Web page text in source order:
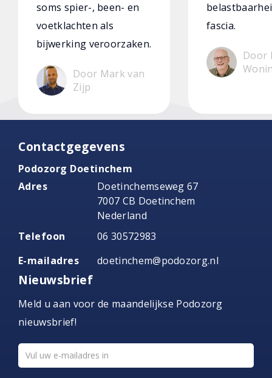
soms spier-, been- en
voetklachten als
bijwerking veroorzaken.
Door Mark van
Zijp
fascia.
Door
Contactgegevens
Podozorg Doetinchem
Adres
Doetinchemseweg 67
7007 CB Doetinchem
Nederland
Telefoon
06 30572983
E-mailadres
doetinchem@podozorg.nl
Nieuwsbrief
Meld u aan voor de maandelijkse Podozorg
nieuwsbrief!